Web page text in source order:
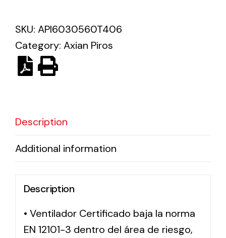
Solar lighting
Variety of solar solutions for all kinds of needs.
SKU: API6030560T406
Category: Axian Piros
Description
Additional information
Description
• Ventilador Certificado baja la norma
EN 12101-3 dentro del área de riesgo,